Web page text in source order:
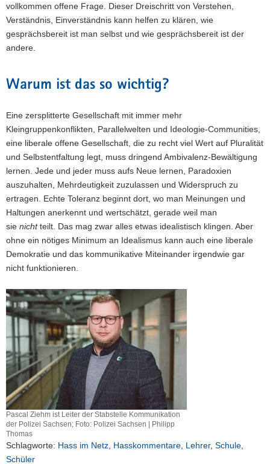
vollkommen offene Frage. Dieser Dreischritt von Verstehen,
Verständnis, Einverständnis kann helfen zu klären, wie
gesprächsbereit ist man selbst und wie gesprächsbereit ist der
andere.
Warum ist das so wichtig?
Eine zersplitterte Gesellschaft mit immer mehr
Kleingruppenkonflikten, Parallelwelten und Ideologie-Communities,
eine liberale offene Gesellschaft, die zu recht viel Wert auf Pluralität
und Selbstentfaltung legt, muss dringend Ambivalenz-Bewältigung
lernen. Jede und jeder muss aufs Neue lernen, Paradoxien
auszuhalten, Mehrdeutigkeit zuzulassen und Widerspruch zu
ertragen. Echte Toleranz beginnt dort, wo man Meinungen und
Haltungen anerkennt und wertschätzt, gerade weil man
sie nichtteilt. Das mag zwar alles etwas idealistisch klingen. Aber
ohne ein nötiges Minimum an Idealismus kann auch eine liberale
Demokratie und das kommunikative Miteinander irgendwie gar
nicht funktionieren.
Pascal Ziehm ist Leiter der Stabstelle Kommunikation
der Polizei Sachsen; Foto: Polizei Sachsen | Philipp
Thomas
Schlagworte: Hass im Netz Hasskommentare Lehrer, Schule
Schüler